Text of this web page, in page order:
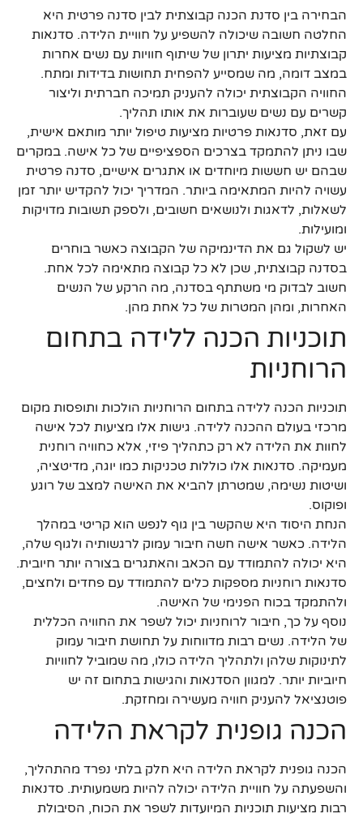
הבחירה בין סדנת הכנה קבוצתית לבין סדנה פרטית היא
החלטה חשובה שיכולה להשפיע על חוויית הלידה. סדנאות
קבוצתיות מציעות יתרון של שיתוף חוויות עם נשים אחרות
במצב דומה, מה שמסייע להפחית תחושות בדידות ומתח.
החוויה הקבוצתית יכולה להעניק תמיכה חברתית וליצור
קשרים עם נשים שעוברות את אותו תהליך.
עם זאת, סדנאות פרטיות מציעות טיפול יותר מותאם אישית,
שבו ניתן להתמקד בצרכים הספציפיים של כל אישה. במקרים
שבהם יש חששות מיוחדים או אתגרים אישיים, סדנה פרטית
עשויה להיות המתאימה ביותר. המדריך יכול להקדיש יותר זמן
לשאלות, לדאגות ולנושאים חשובים, ולספק תשובות מדויקות
ומועילות.
יש לשקול גם את הדינמיקה של הקבוצה כאשר בוחרים
בסדנה קבוצתית, שכן לא כל קבוצה מתאימה לכל אחת.
חשוב לבדוק מי משתתף בסדנה, מה הרקע של הנשים
האחרות, ומהן המטרות של כל אחת מהן.
תוכניות הכנה ללידה בתחום
הרוחניות
תוכניות הכנה ללידה בתחום הרוחניות הולכות ותופסות מקום
מרכזי בעולם ההכנה ללידה. גישות אלו מציעות לכל אישה
לחוות את הלידה לא רק כתהליך פיזי, אלא כחוויה רוחנית
מעמיקה. סדנאות אלו כוללות טכניקות כמו יוגה, מדיטציה,
ושיטות נשימה, שמטרתן להביא את האישה למצב של רוגע
ופוקוס.
הנחת היסוד היא שהקשר בין גוף לנפש הוא קריטי במהלך
הלידה. כאשר אישה חשה חיבור עמוק לרגשותיה ולגוף שלה,
היא יכולה להתמודד עם הכאב והאתגרים בצורה יותר חיובית.
סדנאות רוחניות מספקות כלים להתמודד עם פחדים ולחצים,
ולהתמקד בכוח הפנימי של האישה.
נוסף על כך, חיבור לרוחניות יכול לשפר את החוויה הכללית
של הלידה. נשים רבות מדווחות על תחושת חיבור עמוק
לתינוקות שלהן ולתהליך הלידה כולו, מה שמוביל לחוויות
חיוביות יותר. למגוון הסדנאות והגישות בתחום זה יש
פוטנציאל להעניק חוויה מעשירה ומחזקת.
הכנה גופנית לקראת הלידה
הכנה גופנית לקראת הלידה היא חלק בלתי נפרד מהתהליך,
והשפעתה על חוויית הלידה יכולה להיות משמעותית. סדנאות
רבות מציעות תוכניות המיועדות לשפר את הכוח, הסיבולת